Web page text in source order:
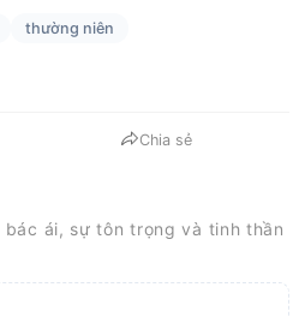
thường niên
Chia sẻ
bác ái, sự tôn trọng và tinh thần